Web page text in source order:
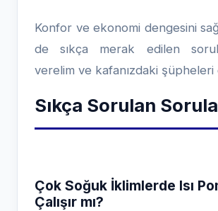
Konfor ve ekonomi dengesini
de sıkça merak edilen
verelim ve kafanızdaki şüpheleri
Sıkça Sorulan
Çok Soğuk İklimlerde Isı
Çalışır mı?